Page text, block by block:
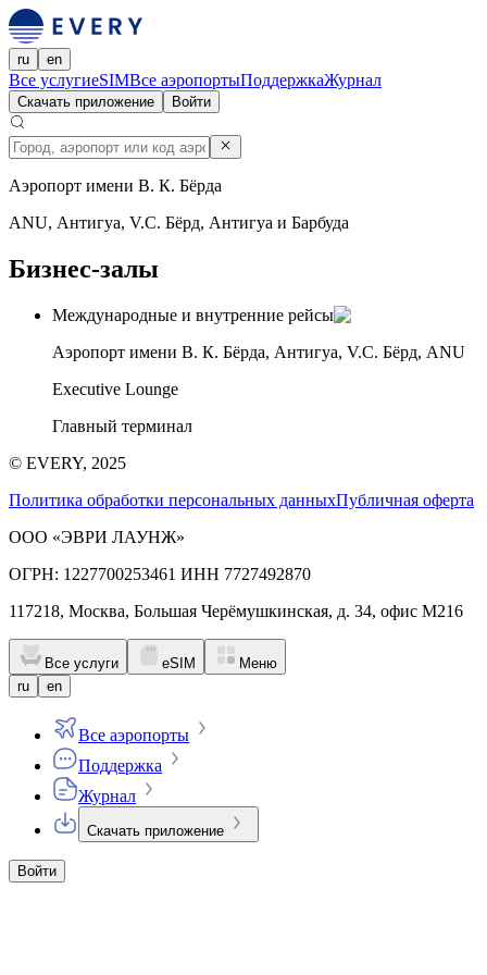
ru en
Все услугиeSIMВсе аэропортыПоддержкаЖурнал
Скачать приложение Войти
Аэропорт имени В. К. Бёрда
ANU, Антигуа, V.C. Бёрд, Антигуа и Барбуда
Бизнес-залы
Международные и внутренние рейсы
Аэропорт имени В. К. Бёрда, Антигуа, V.C. Бёрд, ANU
Executive Lounge
Главный терминал
© EVERY, 2025
Политика обработки персональных данныхПубличная оферта
ООО «ЭВРИ ЛАУНЖ»
ОГРН: 1227700253461 ИНН 7727492870
117218, Москва, Большая Черёмушкинская, д. 34, офис М216
Все услуги eSIM
Меню
ru
en
Все аэропорты
Поддержка
Журнал
Скачать приложение
Войти